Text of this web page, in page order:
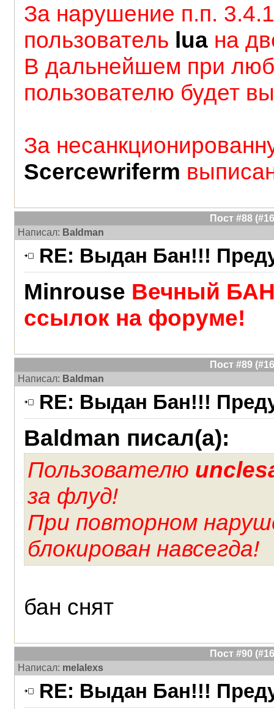
За нарушение п.п.
пользователь lua на
В дальнейшем при
пользователю будет
За
Scercewriferm
Пост #88
Написал: Baldman
RE: Выдан Бан!!!
Minrouse Вечный БАН
ссылок на форуме!
Пост #89
Написал: Baldman
RE: Выдан Бан!!!
Baldman писал(а):
Пользователю
за флуд!
При повторном
блокирован навсегда!
бан снят
Пост #90
Написал: melalexs
RE: Выдан Бан!!!